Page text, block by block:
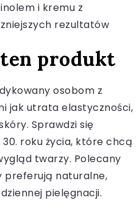
i kremu z
rezultatów
produkt
osobom z
jak utrata elastyczności,
Sprawdzi się
30. roku życia, które chcą
twarzy. Polecany
preferują naturalne,
pielęgnacji.